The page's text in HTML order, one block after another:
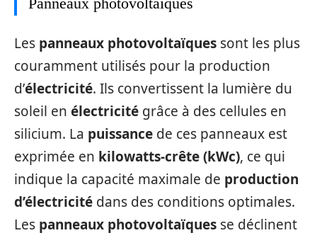
Les panneaux photovoltaïques sont les plus
couramment utilisés pour la production
d’électricité. Ils convertissent la lumière du
soleil en électricité grâce à des cellules en
silicium. La puissance de ces panneaux est
exprimée en kilowatts-crête (kWc), ce qui
indique la capacité maximale de production
d’électricité dans des conditions optimales.
Les panneaux photovoltaïques se déclinent